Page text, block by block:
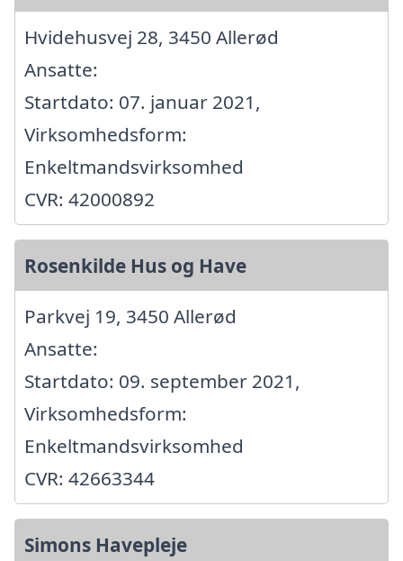
Hvidehusvej 28, 3450 Allerød
Ansatte:
Startdato: 07. januar 2021,
Virksomhedsform:
Enkeltmandsvirksomhed
CVR: 42000892
Rosenkilde Hus og Have
Parkvej 19, 3450 Allerød
Ansatte:
Startdato: 09. september 2021,
Virksomhedsform:
Enkeltmandsvirksomhed
CVR: 42663344
Simons Havepleje